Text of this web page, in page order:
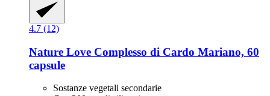
4.7 (12)
Nature Love Complesso di Cardo Mariano, 60
capsule
Sostanze vegetali secondarie